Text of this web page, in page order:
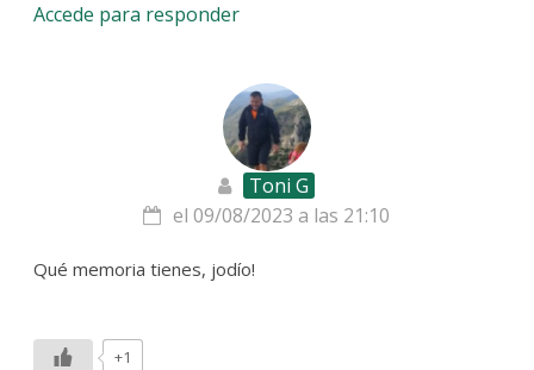
Accede para responder
Toni G
el 09/08/2023 a las 21:10
Qué memoria tienes, jodío!
+1